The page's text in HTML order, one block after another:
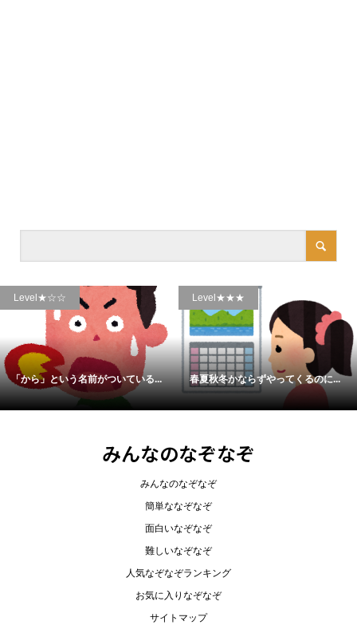
Level★☆☆
「から」という名前がついている...
Level★★★
春夏秋冬かならずやってくるのに...
みんなのなぞなぞ
みんなのなぞなぞ
簡単ななぞなぞ
面白いなぞなぞ
難しいなぞなぞ
人気なぞなぞランキング
お気に入りなぞなぞ
サイトマップ